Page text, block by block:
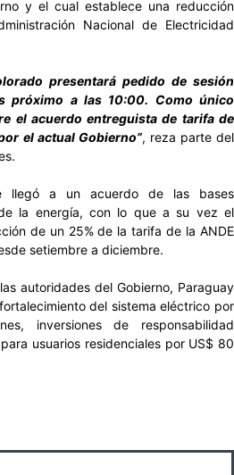
y el cual establece una reducción
Nacional de Electricidad
presentará pedido de sesión
próximo a las 10:00. Como único
el acuerdo entreguista de tarifa de
el actual Gobierno”, reza parte del
llegó a un acuerdo de las bases
la energía, con lo que a su vez el
de un 25% de la tarifa de la ANDE
setiembre a diciembre.
autoridades del Gobierno, Paraguay
del sistema eléctrico por
inversiones de responsabilidad
usuarios residenciales por US$ 80